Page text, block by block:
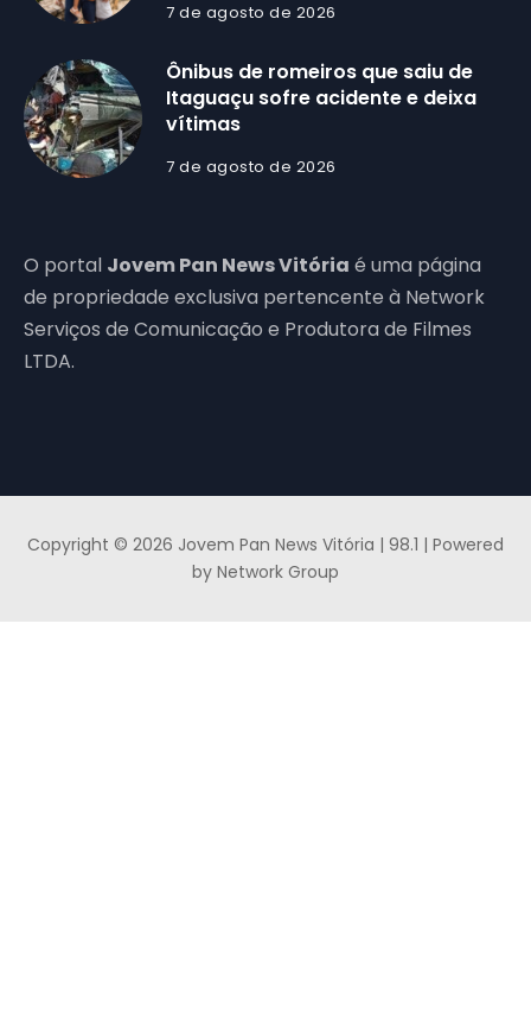
7 de agosto de 2026
Ônibus de romeiros que saiu de
Itaguaçu sofre acidente e deixa
vítimas
7 de agosto de 2026
O portal Jovem Pan News Vitória é uma página
de propriedade exclusiva pertencente à Network
Serviços de Comunicação e Produtora de Filmes
LTDA.
Copyright © 2026 Jovem Pan News Vitória | 98.1 | Powered
by Network Group